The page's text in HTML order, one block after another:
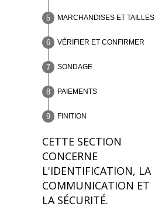
MARCHANDISES ET TAILLES
VÉRIFIER ET CONFIRMER
SONDAGE
PAIEMENTS
FINITION
CETTE SECTION
CONCERNE
L'IDENTIFICATION, LA
COMMUNICATION ET
LA SÉCURITÉ.